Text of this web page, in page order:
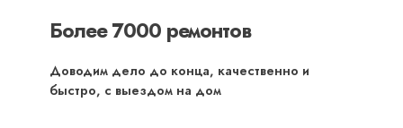
Более 7000 ремонтов
Доводим дело до конца, качественно и
быстро, с выездом на дом